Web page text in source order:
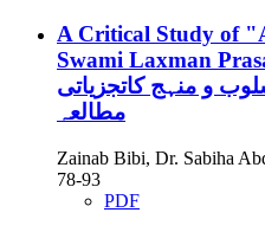
A Critical Study of
Swami Laxman
و منہج کاتجزیاتی
مطالعہ
Zainab Bibi, Dr. Sabiha
78-93
PDF